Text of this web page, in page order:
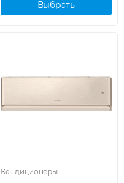
Выбрать
Кондиционеры